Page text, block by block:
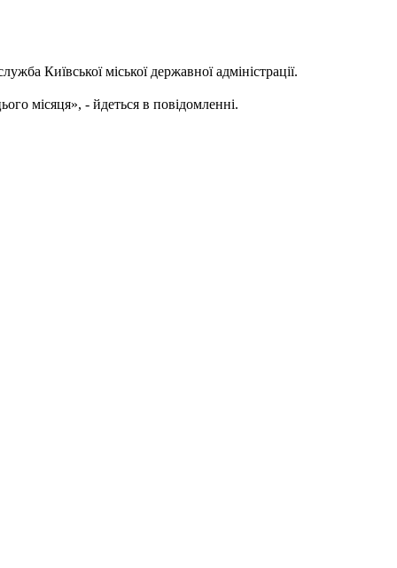
Київської міської державної адміністрації.
місяця», - йдеться в повідомленні.